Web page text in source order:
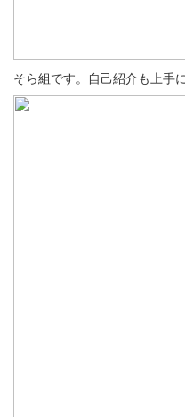
そら組です。自己紹介も上手